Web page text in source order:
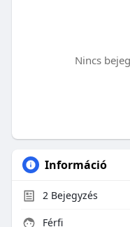
Nincs
Információ
2Bejegyzés
Férfi